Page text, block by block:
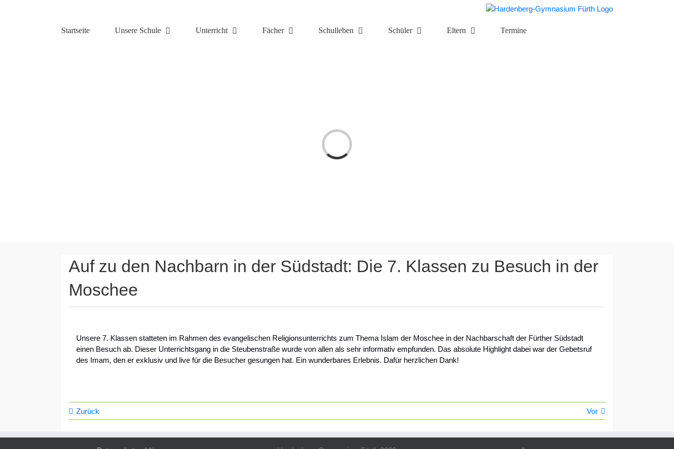
Startseite Unsere Schule Unterricht Fächer Schulleben Schüler Eltern Termine
Laden...
Auf zu den Nachbarn in der Südstadt: Die 7. Klassen zu Besuch in der
Moschee
Unsere 7. Klassen statteten im Rahmen des evangelischen Religionsunterrichts zum Thema Islam der Moschee in der Nachbarschaft der Fürther Südstadt
einen Besuch ab. Dieser Unterrichtsgang in die Steubenstraße wurde von allen als sehr informativ empfunden. Das absolute Highlight dabei war der Gebetsruf
des Imam, den er exklusiv und live für die Besucher gesungen hat. Ein wunderbares Erlebnis. Dafür herzlichen Dank!
Zurück Vor